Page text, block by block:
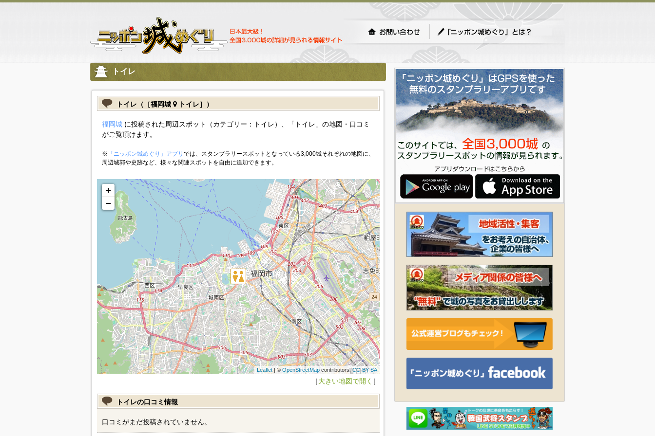
トイレ
トイレ（［福岡城 トイレ］）
福岡城に投稿された周辺スポット（カテゴリー：トイレ）、「トイレ」の地図・口コミ
がご覧頂けます。
※ 「ニッポン城めぐり」アプリ では、スタンプラリースポットとなっている3,000城それぞれの地図に、
周辺城郭や史跡など、様々な関連スポットを自由に追加できます。
+
−
Leaflet| © OpenStreetMapcontributors,CC-BY-SA
［大きい地図で開く ］
トイレの口コミ情報
口コミがまだ投稿されていません。